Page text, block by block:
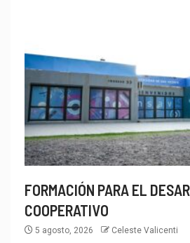
FORMACIÓN PARA EL
COOPERATIVO
5 agosto, 2026 Celeste Valicenti